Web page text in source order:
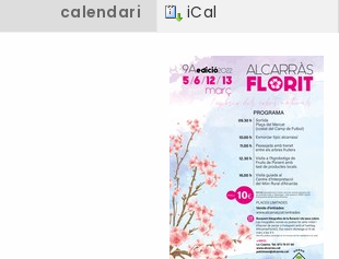
calendari
iCal